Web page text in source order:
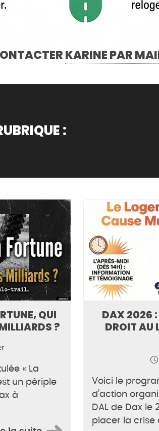
KARINE PAR
:
QUI
?
« La
un périple
à
DAX 2026 :
DROIT AU
Voici le
d’action
DAL de Dax le
placer la crise